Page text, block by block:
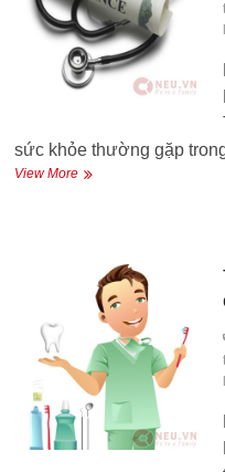
sức khỏe thường gặp
View MoreTOEIC
Health
Insurance